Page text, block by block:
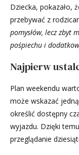
Dziecka, pokazało,
przebywać z
pomysłów, lecz zbyt
pośpiechu i
Najpierw
Plan weekendu
może wskazać
określić dostępny
wyjazdu. Dzięki
przeglądanie